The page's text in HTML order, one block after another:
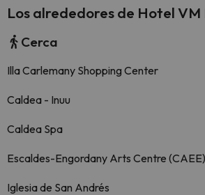
Los alrededores de Hotel
Cerca
Illa Carlemany Shopping Center
Caldea - Inuu
Caldea Spa
Escaldes-Engordany Arts Centre (CAEE)
Iglesia de San Andrés